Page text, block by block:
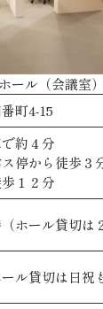
ール（会議室）
町4-15
約４分
停から徒歩３
１２分
ホール貸切は
ル貸切は日祝